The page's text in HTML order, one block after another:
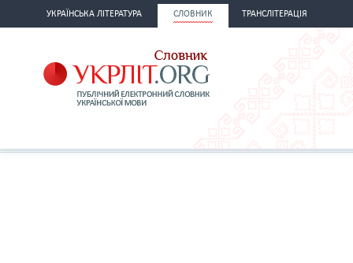
УКРАЇНСЬКА ЛІТЕРАТУРА СЛОВНИК ТРАНСЛІТЕРАЦІЯ